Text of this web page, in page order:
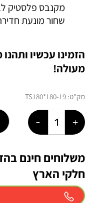
מקנבס פלסטיק
שחור מונעת
הזמינו עכשיו
מעולה!
מק"ט: 19-TS180*180
חלקי הארץ